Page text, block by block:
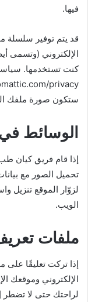
فيها.
قد يتم توفير سلسلة
ستكون صورة ملفك
الوسائط
إذا قام فريق كيان
لزوّار الموقع تنزيل
الويب.
ملفات
إذا تركت تعليقًا
الإلكتروني وموقعك
لراحتك حتى لا تضطر